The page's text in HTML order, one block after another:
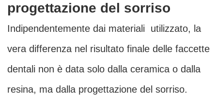
progettazione del sorriso
Indipendentemente dai materiali utilizzato, la
vera differenza nel risultato finale delle faccette
dentali non è data solo dalla ceramica o dalla
resina, ma dalla progettazione del sorriso.